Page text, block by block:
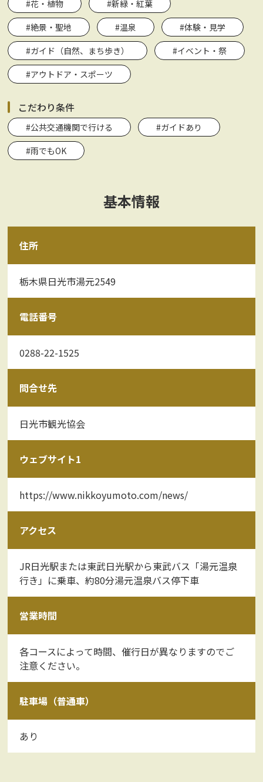
#花・植物
#新緑・紅葉
#絶景・聖地
#温泉
#体験・見学
#ガイド（自然、まち歩き）
#イベント・祭
#アウトドア・スポーツ
こだわり条件
#公共交通機関で行ける
#ガイドあり
#雨でもOK
基本情報
住所
栃木県日光市湯元2549
電話番号
0288-22-1525
問合せ先
日光市観光協会
ウェブサイト1
https://www.nikkoyumoto.com/news/
アクセス
JR日光駅または東武日光駅から東武バス「湯元温泉
行き」に乗車、約80分湯元温泉バス停下車
営業時間
各コースによって時間、催行日が異なりますのでご
注意ください。
駐車場（普通車）
あり